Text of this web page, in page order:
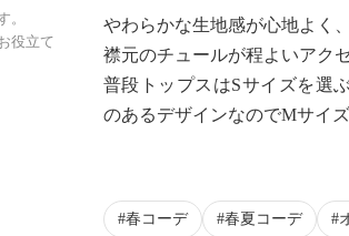
。
役立て
やわらかな生地感が心地よく
襟元のチュールが程よいアク
普段トップスはSサイズを選
のあるデザインなのでMサイ
春コーデ 春夏コーデ